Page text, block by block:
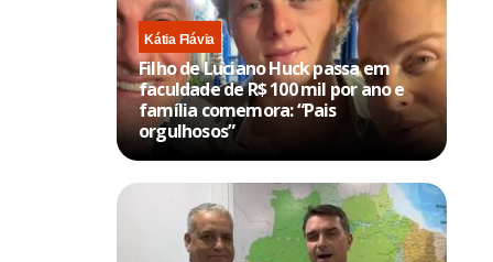
Kátia Flávia
Filho de Luciano Huck passa em
faculdade de R$ 100 mil por ano e
família comemora: “Pais
orgulhosos”